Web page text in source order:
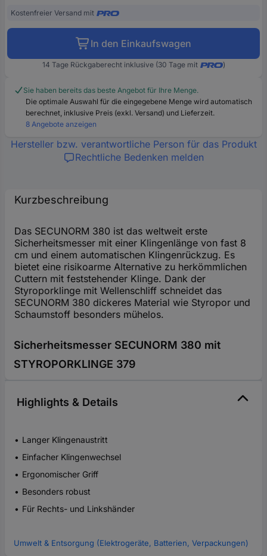
Kostenfreier Versand mit
In den Einkaufswagen
14 Tage Rückgaberecht inklusive (30 Tage mit )
Sie haben bereits das beste Angebot für Ihre Menge.
Die optimale Auswahl für die eingegebene Menge wird automatisch
berechnet, inklusive Preis (exkl. Versand) und Lieferzeit.
8 Angebote anzeigen
Hersteller bzw. verantwortliche Person für das Produkt
Rechtliche Bedenken melden
Kurzbeschreibung
Das SECUNORM 380 ist das weltweit erste
Sicherheitsmesser mit einer Klingenlänge von fast 8
cm und einem automatischen Klingenrückzug. Es
bietet eine risikoarme Alternative zu herkömmlichen
Cuttern mit feststehender Klinge. Dank der
Styroporklinge mit Wellenschliff schneidet das
SECUNORM 380 dickeres Material wie Styropor und
Schaumstoff besonders mühelos.
Sicherheitsmesser SECUNORM 380 mit
STYROPORKLINGE 379
Highlights & Details
Langer Klingenaustritt
Einfacher Klingenwechsel
Ergonomischer Griff
Besonders robust
Für Rechts- und Linkshänder
Umwelt & Entsorgung (Elektrogeräte, Batterien, Verpackungen)